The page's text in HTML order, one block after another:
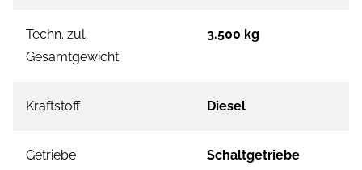
Techn. zul.
Gesamtgewicht
3.500 kg
Kraftstoff Diesel
Getriebe Schaltgetriebe